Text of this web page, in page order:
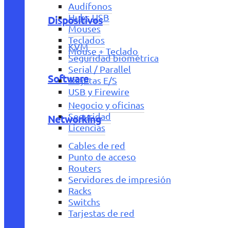
Audífonos
Hubs USB
Mouses
Teclados
Mouse + Teclado
Software
Negocio y oficinas
Seguridad
Licencias
Dispositivos
KVM
Seguridad biométrica
Serial / Parallel
Tarjetas E/S
USB y Firewire
Networking
Cables de red
Punto de acceso
Routers
Servidores de impresión
Racks
Switchs
Tarjestas de red